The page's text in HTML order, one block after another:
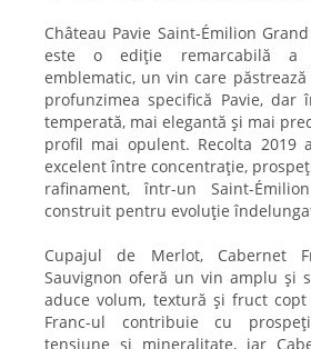
Château Pavie Saint-Émilion
este o ediție remarcabilă a
emblematic, un vin care
profunzimea specifică Pavie, dar
temperată, mai elegantă și mai
profil mai opulent. Recolta 2019
excelent între concentrație,
rafinament, într-un Saint-
construit pentru evoluție
Cupajul de Merlot, Cabernet
Sauvignon oferă un vin amplu și
aduce volum, textură și fruct copt
Franc-ul contribuie cu
tensiune și mineralitate, iar